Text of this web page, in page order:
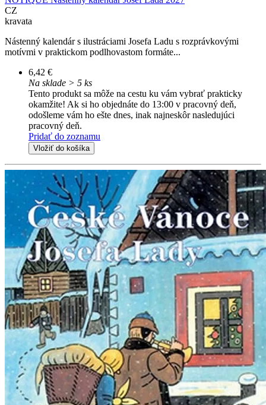
CZ
kravata
Nástenný kalendár s ilustráciami Josefa Ladu s rozprávkovými
motívmi v praktickom podlhovastom formáte...
6,42 €
Na sklade > 5 ks
Tento produkt sa môže na cestu ku vám vybrať prakticky
okamžite! Ak si ho objednáte do 13:00 v pracovný deň,
odošleme vám ho ešte dnes, inak najneskôr nasledujúci
pracovný deň.
Pridať do zoznamu
Vložiť do košíka